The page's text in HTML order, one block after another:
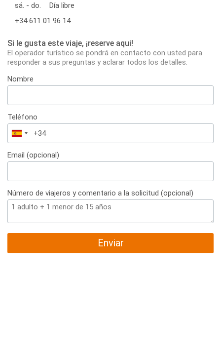
sá. - do.
Día libre
+34 611 01 96 14
Si le gusta este viaje, ¡reserve aqui!
El operador turístico se pondrá en contacto con usted para
responder a sus preguntas y aclarar todos los detalles.
Nombre
Teléfono
España
+34
Email (opcional)
Número de viajeros y comentario a la solicitud (opcional)
Enviar